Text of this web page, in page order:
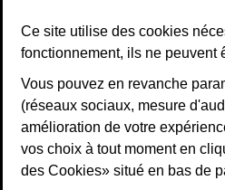
Ce site utilise des cookies
fonctionnement, ils ne peuvent
Vous pouvez en revanche
(réseaux sociaux, mesure
amélioration de votre
vos choix à tout moment en
des Cookies» situé en bas de
S’inscrire à la
Télécharger
Nous